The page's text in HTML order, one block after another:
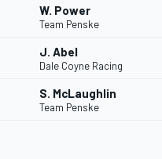
W. Power
Team Penske
J. Abel
Dale Coyne Racing
S. McLaughlin
Team Penske